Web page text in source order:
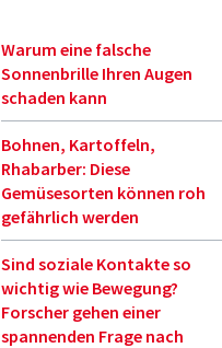
Warum eine falsche
Sonnenbrille Ihren Augen
schaden kann
Bohnen, Kartoffeln,
Rhabarber: Diese
Gemüsesorten können roh
gefährlich werden
Sind soziale Kontakte so
wichtig wie Bewegung?
Forscher gehen einer
spannenden Frage nach